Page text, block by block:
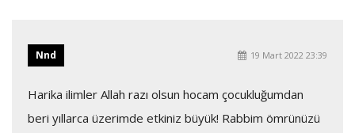
Nnd 19 Mart 2022 23:39
Harika ilimler Allah razı olsun hocam çocukluğumdan
beri yıllarca üzerimde etkiniz büyük! Rabbim ömrünüzü